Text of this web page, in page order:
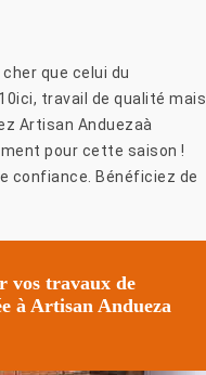
que celui du
travail de qualité mais
Artisan Anduezaà
pour cette saison !
confiance. Bénéficiez de
vos travaux de
à Artisan Andueza